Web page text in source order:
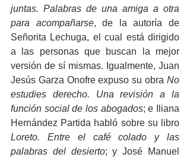
juntas. Palabras de una amiga a otra
para acompañarse, de la autoría de
Señorita Lechuga, el cual está dirigido
a las personas que buscan la mejor
versión de sí mismas. Igualmente, Juan
Jesús Garza Onofre expuso su obra No
estudies derecho. Una revisión a la
función social de los abogados; e Iliana
Loreto. Entre el café colado y las
palabras del desierto; y José Manuel